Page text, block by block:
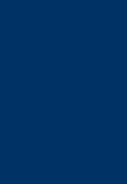
Wirtschaft.
geht die
Stufe. Mit
und Gespräche